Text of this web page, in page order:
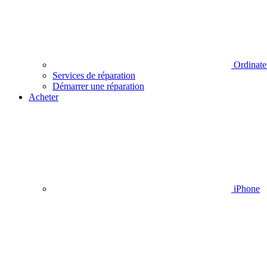
Services de réparation
Démarrer une réparation
Acheter
iPhone